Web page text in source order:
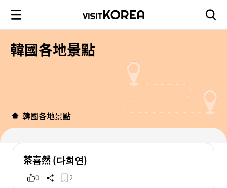
韓國各地景點
韓國各地景點
茶喜然 (다희연)
0 2